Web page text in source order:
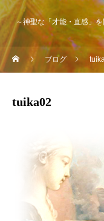
～神聖な「才能・直感」
ブログ
tuika02